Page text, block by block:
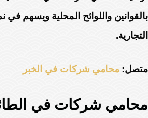
بالقوانين واللوائح المحلية ويسهم في
التجارية.
متصل: محامي شركات في الخبر
محامي شركات في